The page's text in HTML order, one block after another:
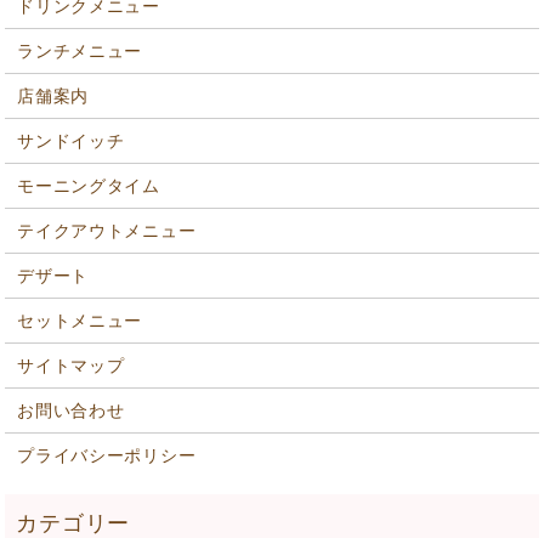
ドリンクメニュー
ランチメニュー
店舗案内
サンドイッチ
モーニングタイム
テイクアウトメニュー
デザート
セットメニュー
サイトマップ
お問い合わせ
プライバシーポリシー